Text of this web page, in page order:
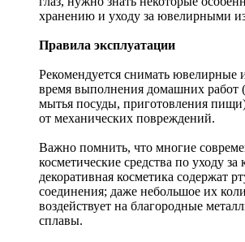
хранению и уходу за ювелирными
Правила эксплуатации
Рекомендуется снимать ювелирные
время выполнения домашних работ
мытья посуды, приготовления
от механических повреждений.
Важно помнить, что многие
косметические средства по уходу за
декоративная косметика содержат
соединения; даже небольшое их
воздействует на благородные
сплавы.